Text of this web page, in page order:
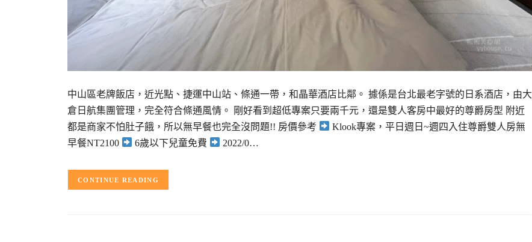
中山區老牌飯店，近光點、捷運中山站、條通一帶，和晶華酒店比鄰。 據係是台北最老字號的日系酒店，由大
倉日航集團管理，完全符合條通風情。 剛好看到超低專案只要兩千元，還是雙人客房中最好的尊爵房型 附近
都是商家不怕肚子餓，所以無早餐也完全沒問題!! 房價參考
Klook專案，平日週日~週四入住尊爵雙人房無
早餐NT2100
6歲以下兒童免費 2022/0…
CONTINUE READING